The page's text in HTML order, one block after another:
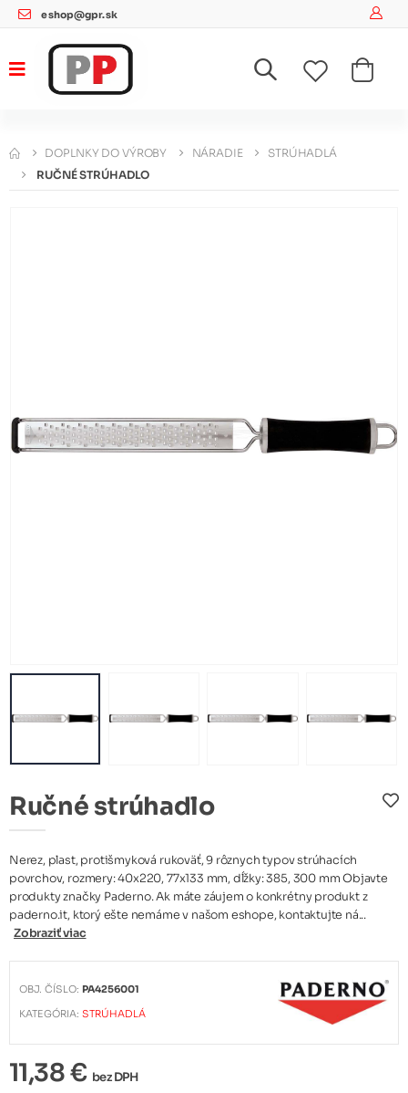
eshop@gpr.sk
DOPLNKY DO VÝROBY NÁRADIE
STRÚHADLÁ
RUČNÉ STRÚHADLO
Ručné strúhadlo
Nerez, plast, protišmyková rukoväť, 9 rôznych typov strúhacích
povrchov, rozmery: 40x220, 77x133 mm, dĺžky: 385, 300 mm Objavte
produkty značky Paderno. Ak máte záujem o konkrétny produkt z
paderno.it, ktorý ešte nemáme v našom eshope, kontaktujte ná...
Zobraziť viac
OBJ. ČÍSLO: PA4256001
KATEGÓRIA:STRÚHADLÁ
11,38 € bez DPH